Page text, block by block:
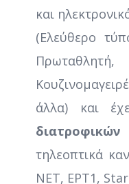
και
(Ελεύθερο
άλλα) και
τηλεοπτικά
ΝΕΤ, ΕΡΤ1, Star